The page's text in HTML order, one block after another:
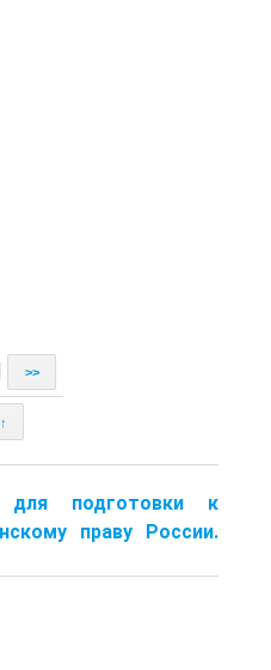
>>
↑
для подготовки к
праву России.